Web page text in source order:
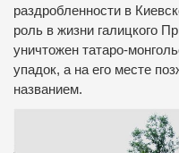
раздробленности в
роль в жизни галицкого
уничтожен татаро-
упадок, а на его месте
названием.